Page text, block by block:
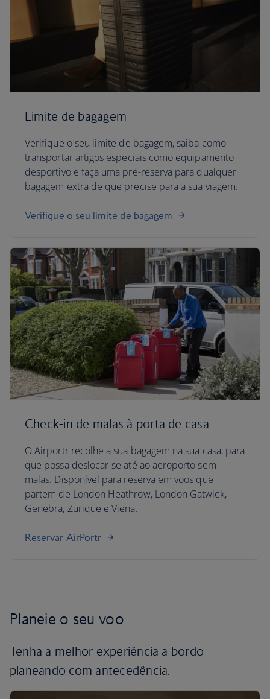
Limite de bagagem
Verifique o seu limite de bagagem, saiba como
transportar artigos especiais como equipamento
desportivo e faça uma pré-reserva para qualquer
bagagem extra de que precise para a sua viagem.
Verifique o seu limite de bagagem
Check-in de malas à porta de casa
O Airportr recolhe a sua bagagem na sua casa, para
que possa deslocar-se até ao aeroporto sem
malas. Disponível para reserva em voos que
partem de London Heathrow, London Gatwick,
Genebra, Zurique e Viena.
Reservar AirPortr
Planeie o seu voo
Tenha a melhor experiência a bordo
planeando com antecedência.